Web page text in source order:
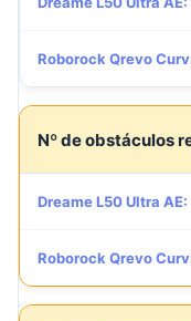
Roborock Qrevo
Nº de obstáculos
Dreame L50 Ultra AE:
Roborock Qrevo